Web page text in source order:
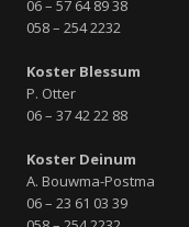
06 – 57 64 89 38
058 – 254 2232
Koster Blessum
P. Otter
06 – 37 42 22 88
Koster Deinum
A. Bouwma-Postma
06 – 23 61 03 39